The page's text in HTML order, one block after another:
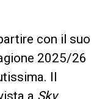
con il suo
2025/26
Il
a Sky